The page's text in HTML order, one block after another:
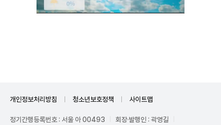
개인정보처리방침 청소년보호정책 사이트맵
정기간행등록번호 : 서울 아 00493 회장·발행인 : 곽영길